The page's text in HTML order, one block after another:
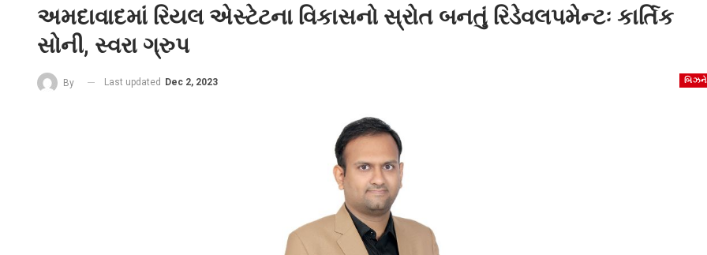
અમદાવાદમાં રિયલ એસ્ટેટના વિકાસનો સ્રોત બનતું રિડેવલપમેન્ટઃ કાર્તિક
સોની, સ્વરા ગ્રુપ
By Last updated Dec 2, 2023